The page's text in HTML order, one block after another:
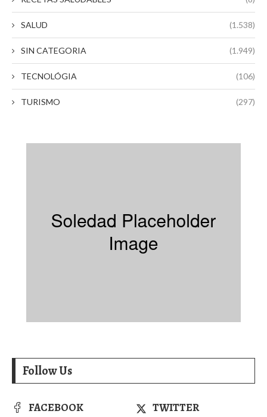
SALUD (1.538)
SIN CATEGORIA (1.949)
TECNOLÓGIA (106)
TURISMO (297)
Follow Us
FACEBOOK
TWITTER